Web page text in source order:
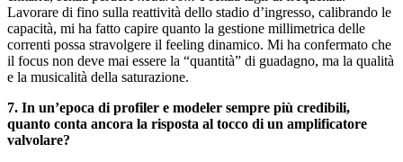
Lavorare di fino sulla reattività dello stadio d’ingresso, calibrando le
capacità, mi ha fatto capire quanto la gestione millimetrica delle
correnti possa stravolgere il feeling dinamico. Mi ha confermato che
il focus non deve mai essere la “quantità” di guadagno, ma la qualità
e la musicalità della saturazione.
7. In un’epoca di profiler e modeler sempre più credibili,
quanto conta ancora la risposta al tocco di un amplificatore
valvolare?